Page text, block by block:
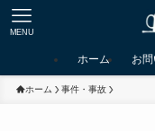
MENU
ホーム お
ホーム 事件・事故